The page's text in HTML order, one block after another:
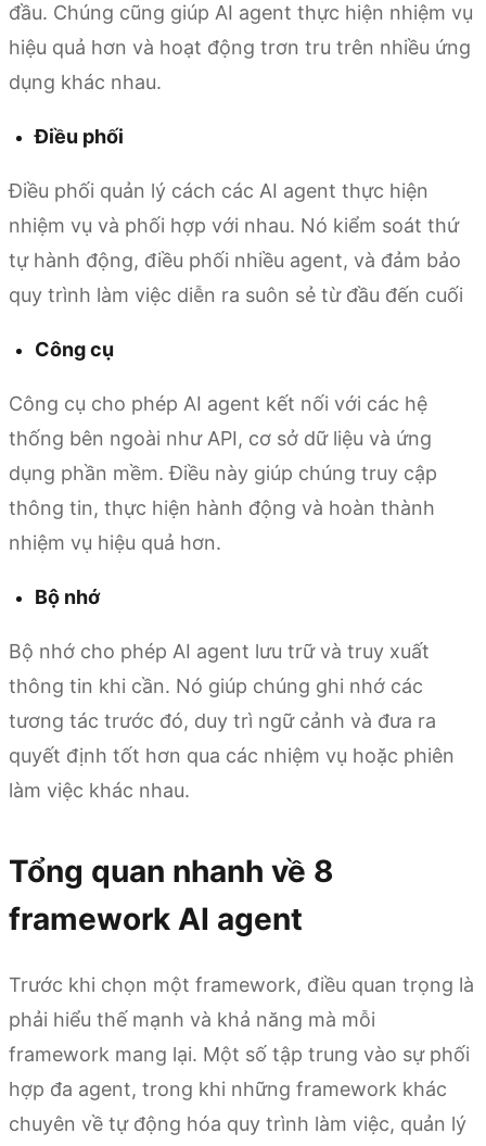
đầu. Chúng cũng giúp AI agent thực hiện nhiệm vụ
hiệu quả hơn và hoạt động trơn tru trên nhiều ứng
dụng khác nhau.
Điều phối
Điều phối quản lý cách các AI agent thực hiện
nhiệm vụ và phối hợp với nhau. Nó kiểm soát thứ
tự hành động, điều phối nhiều agent, và đảm bảo
quy trình làm việc diễn ra suôn sẻ từ đầu đến cuối
Công cụ
Công cụ cho phép AI agent kết nối với các hệ
thống bên ngoài như API, cơ sở dữ liệu và ứng
dụng phần mềm. Điều này giúp chúng truy cập
thông tin, thực hiện hành động và hoàn thành
nhiệm vụ hiệu quả hơn.
Bộ nhớ
Bộ nhớ cho phép AI agent lưu trữ và truy xuất
thông tin khi cần. Nó giúp chúng ghi nhớ các
tương tác trước đó, duy trì ngữ cảnh và đưa ra
quyết định tốt hơn qua các nhiệm vụ hoặc phiên
làm việc khác nhau.
Tổng quan nhanh về 8
framework AI agent
Trước khi chọn một framework, điều quan trọng là
phải hiểu thế mạnh và khả năng mà mỗi
framework mang lại. Một số tập trung vào sự phối
hợp đa agent, trong khi những framework khác
chuyên về tự động hóa quy trình làm việc, quản lý